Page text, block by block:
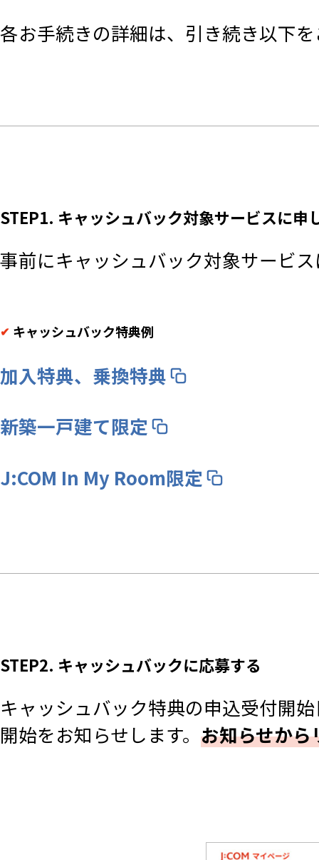
各お手続きの詳細は、引き続き以下
STEP1. キャッシュバック対象サービスに申
事前にキャッシュバック対象サービ
キャッシュバック特典例
加入特典、乗換特典
新築一戸建て限定
J:COM In My Room限定
STEP2. キャッシュバックに応募する
キャッシュバック特典の申込受付開
開始をお知らせします。 お知らせから